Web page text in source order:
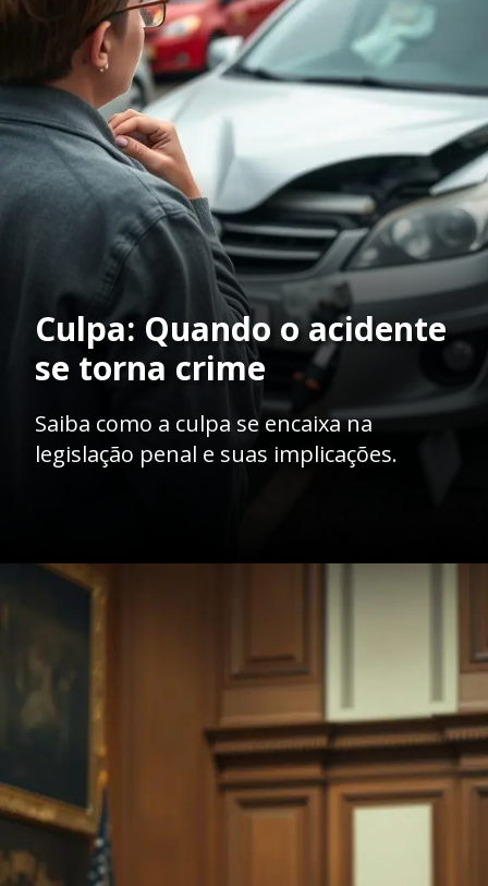
Culpa: Quando o acidente
se torna crime
Saiba como a culpa se encaixa na
legislação penal e suas implicações.
Opening